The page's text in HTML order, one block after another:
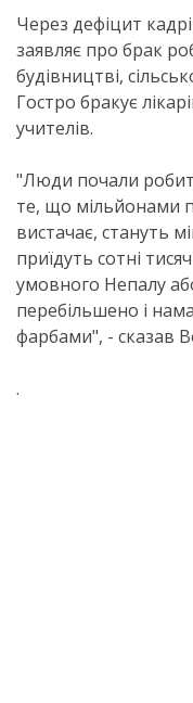
Через дефіцит
заявляє про брак
будівництві,
Гостро бракує
учителів.
"Люди почали
те, що мільйонами
вистачає, стануть
приїдуть сотні
умовного Непалу
перебільшено і
фарбами", - сказав
.